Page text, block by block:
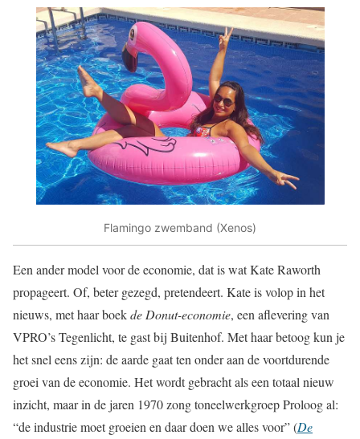
Flamingo zwemband (Xenos)
Een ander model voor de economie, dat is wat Kate Raworth
propageert. Of, beter gezegd, pretendeert. Kate is volop in het
nieuws, met haar boekde Donut-economie, een aflevering van
VPRO’s Tegenlicht, te gast bij Buitenhof. Met haar betoog kun je
het snel eens zijn: de aarde gaat ten onder aan de voortdurende
groei van de economie. Het wordt gebracht als een totaal nieuw
inzicht, maar in de jaren 1970 zong toneelwerkgroep Proloog al:
“de industrie moet groeien en daar doen we alles voor” (De